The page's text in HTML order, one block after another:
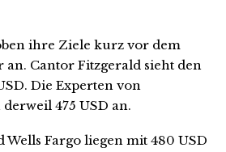
ihre Ziele kurz vor dem
an. Cantor Fitzgerald sieht den
Die Experten von
475 USD an.
Fargo liegen mit 480 USD